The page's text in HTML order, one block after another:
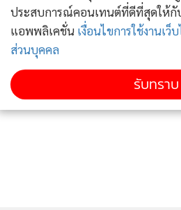
ประสบการณ์คอนเทนต์ที่ดีที่สุดให้กั
แอพพลิเคชั่น เงื่อนไขการใช้งานเว็
ส่วนบุคคล
รับทราบ